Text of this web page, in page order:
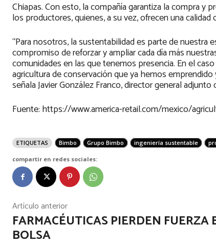
Chiapas. Con esto, la compañía garantiza la compra y
los productores, quienes, a su vez, ofrecen una
“Para nosotros, la sustentabilidad es parte de
compromiso de reforzar y ampliar cada día más
comunidades en las que tenemos presencia. En el
agricultura de conservación que ya hemos
señala Javier González Franco, director general
Fuente: https://www.america-retail.com/mexico/
ETIQUETAS Bimbo Grupo Bimbo ingeniería sustentable
compartir en redes sociales:
Artículo anterior
FARMACÉUTICAS PIERDEN FUERZA
BOLSA